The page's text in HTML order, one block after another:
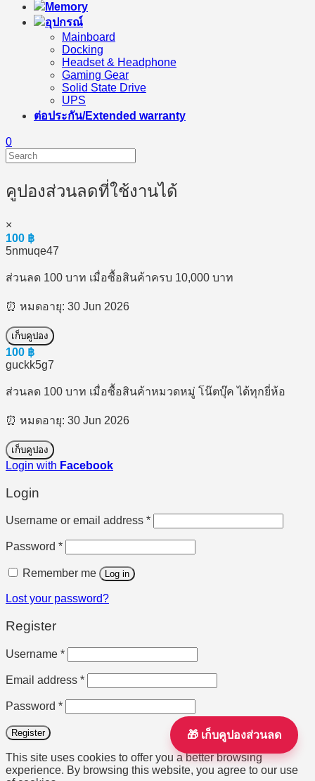
Memory
อุปกรณ์
Mainboard
Docking
Headset & Headphone
Gaming Gear
Solid State Drive
UPS
ต่อประกัน/Extended warranty
0
🎁 เก็บคูปองส่วนลด
คูปองส่วนลดที่ใช้งานได้
×
100 ฿
5nmuqe47
ส่วนลด 100 บาท เมื่อซื้อสินค้าครบ 10,000 บาท
⏰ หมดอายุ: 30 Jun 2026
เก็บคูปอง
100 ฿
guckk5g7
ส่วนลด 100 บาท เมื่อซื้อสินค้าหมวดหมู่ โน๊ตบุ๊ค ได้ทุกยี่ห้อ
⏰ หมดอายุ: 30 Jun 2026
เก็บคูปอง
Login with Facebook
Login
Username or email address *Required
Password *Required
Remember me Log in
Lost your password?
Register
Username *Required
Email address *Required
Password *Required
Register
This site uses cookies to offer you a better browsing
experience. By browsing this website, you agree to our use